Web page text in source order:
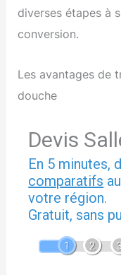
diverses étapes à
conversion.
Les avantages de
douche
Devis
En 5 minutes,
comparatifs
votre région.
Gratuit, sans
1 2